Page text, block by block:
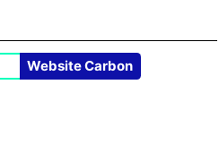
Website Carbon